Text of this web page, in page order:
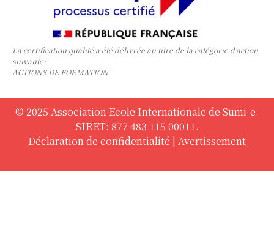
La certification qualité a été délivrée au titre de la catégorie d’action
suivante:
ACTIONS DE FORMATION
© 2025 Association Ecole Internationale de Sumi-e.
SIRET: 877 483 115 00011.
Déclaration de confidentialité | Avertissement